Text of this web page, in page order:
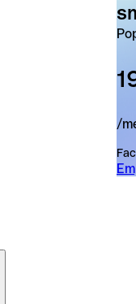
/